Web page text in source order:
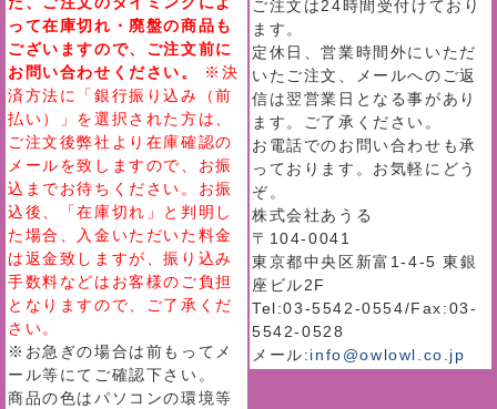
って在庫切れ・廃盤の商品も
ございますので、ご注文前に
お問い合わせください。
※決
済方法に「銀行振り込み（前
払い）」を選択された方は、
ご注文後弊社より在庫確認の
メールを致しますので、お振
込までお待ちください。お振
込後、「在庫切れ」と判明し
た場合、入金いただいた料金
は返金致しますが、振り込み
手数料などはお客様のご負担
となりますので、ご了承くだ
さい。
※お急ぎの場合は前もってメ
ール等にてご確認下さい。
商品の色はパソコンの環境等
ご注文は24時間受付けており
ます。
定休日、営業時間外にいただ
いたご注文、メールへのご返
信は翌営業日となる事があり
ます。ご了承ください。
お電話でのお問い合わせも承
っております。お気軽にどう
ぞ。
株式会社あうる
〒104-0041
東京都中央区新富1-4-5 東銀
座ビル2F
Tel:03-5542-0554/Fax:03-
5542-0528
メール:info@owlowl.co.jp